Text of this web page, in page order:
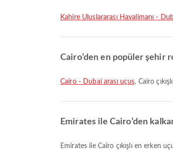
Kahire Uluslararası Havalimanı -
Cairo’den en popüler şehir
Cairo - Dubai arası uçuş, Cairo
Emirates ile Cairo’den
Emirates ile Cairo çıkışlı en erken